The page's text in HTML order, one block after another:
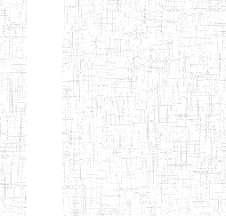
Etablissements
d'enseignement
normal
ENI